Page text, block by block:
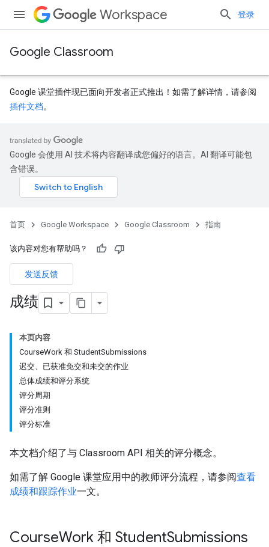
Workspace 登录
Google Classroom
Google 课堂插件现已面向开发者正式推出！如需了解详情，请参阅
插件文档。
Google 会使用 AI 技术将内容翻译成您偏好的语言。AI 翻译可能包
含错误。
首页 Google Workspace Google Classroom 指南
该内容对您有帮助吗？
发送反馈
成绩
本页内容
CourseWork 和 StudentSubmissions
迟交、已获准免交和未交的作业
总体成绩和评分系统
评分周期
评分准则
评分标准
本文档介绍了与 Classroom API 相关的评分概念。
如需了解 Google 课堂应用中的教师评分流程，请参阅查看
成绩和跟踪作业一文。
CourseWork 和 StudentSubmissions